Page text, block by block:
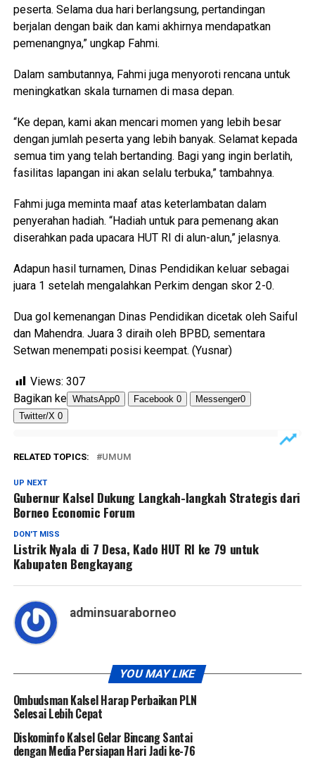
peserta. Selama dua hari berlangsung, pertandingan
berjalan dengan baik dan kami akhirnya mendapatkan
pemenangnya,” ungkap Fahmi.
Dalam sambutannya, Fahmi juga menyoroti rencana untuk
meningkatkan skala turnamen di masa depan.
“Ke depan, kami akan mencari momen yang lebih besar
dengan jumlah peserta yang lebih banyak. Selamat kepada
semua tim yang telah bertanding. Bagi yang ingin berlatih,
fasilitas lapangan ini akan selalu terbuka,” tambahnya.
Fahmi juga meminta maaf atas keterlambatan dalam
penyerahan hadiah. “Hadiah untuk para pemenang akan
diserahkan pada upacara HUT RI di alun-alun,” jelasnya.
Adapun hasil turnamen, Dinas Pendidikan keluar sebagai
juara 1 setelah mengalahkan Perkim dengan skor 2-0.
Dua gol kemenangan Dinas Pendidikan dicetak oleh Saiful
dan Mahendra. Juara 3 diraih oleh BPBD, sementara
Setwan menempati posisi keempat. (Yusnar)
Views: 307
Bagikan ke WhatsApp0 Facebook 0 Messenger0
Twitter/X 0
RELATED TOPICS: UMUM
UP NEXT
Gubernur Kalsel Dukung Langkah-langkah Strategis dari
Borneo Economic Forum
DON'T MISS
Listrik Nyala di 7 Desa, Kado HUT RI ke 79 untuk
Kabupaten Bengkayang
adminsuaraborneo
YOU MAY LIKE
Ombudsman Kalsel Harap Perbaikan PLN
Selesai Lebih Cepat
Diskominfo Kalsel Gelar Bincang Santai
dengan Media Persiapan Hari Jadi ke-76